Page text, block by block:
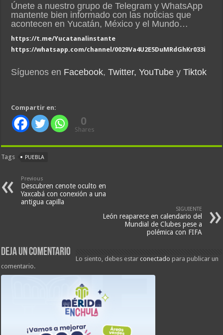
Únete a nuestro grupo de Telegram y WhatsApp
mantente bien informado con las noticias que
acontecen en Yucatán, México y el Mundo…
https://t.me/Yucatanalinstante
https://whatsapp.com/channel/0029Va4U2E5DuMRdGhKr033i
Síguenos en Facebook,Twitter, YouTube yTiktok
Compartir en:
0
Shares
Tags PUEBLA
Previous
Descubren cenote oculto en
Yaxcabá con conexión a una
antigua capilla
SIGUIENTE
León reaparece en calendario del
Mundial de Clubes pese a
polémica con FIFA
Deja un comentario
Lo siento, debes estarconectado para publicar un
comentario.